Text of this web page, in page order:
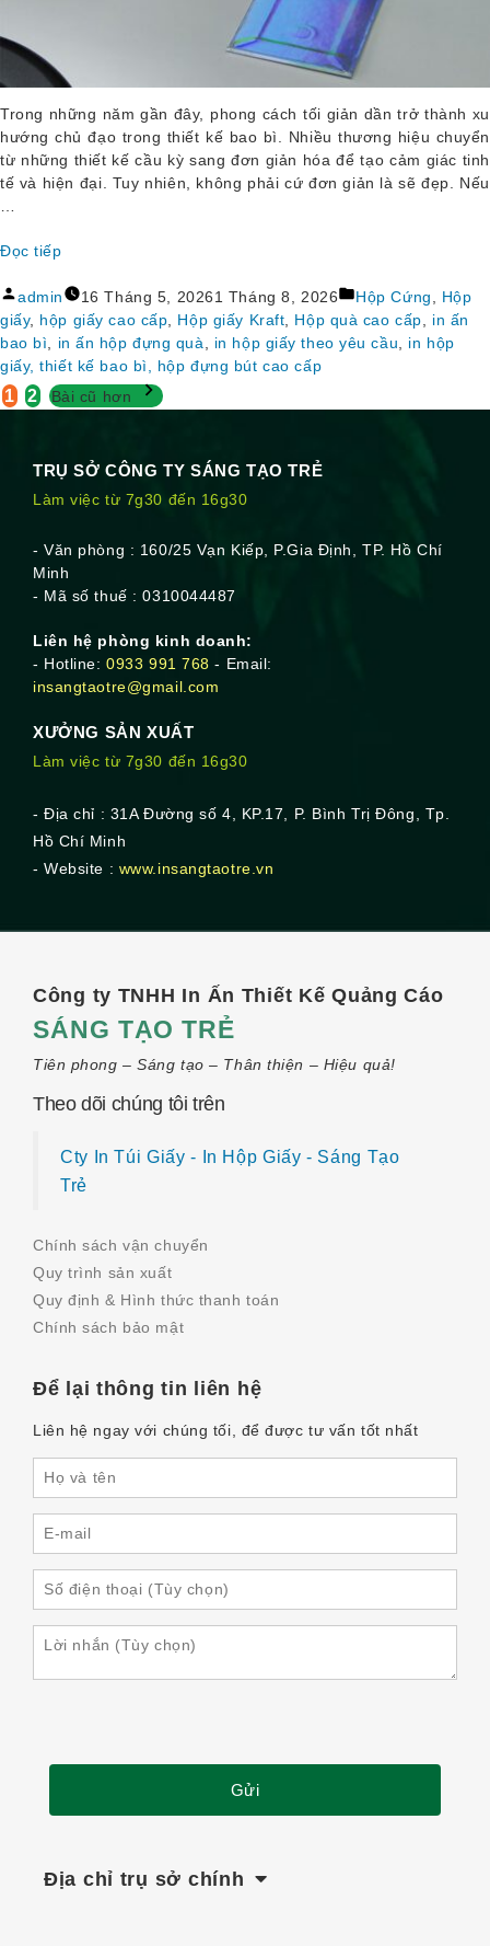
Trong những năm gần đây, phong cách tối giản dần trở thành xu
hướng chủ đạo trong thiết kế bao bì. Nhiều thương hiệu chuyển
từ những thiết kế cầu kỳ sang đơn giản hóa để tạo cảm giác tinh
tế và hiện đại. Tuy nhiên, không phải cứ đơn giản là sẽ đẹp. Nếu
Đọc tiếp
Bì
Tối
Giản:
Khi
Nào
Tạo
Giác
Cao
Cấp,
Nào
Trở
Nên
Nhòa?”
Đăng
bởi
admin 16 Tháng 5, 20261 Tháng 8, 2026
Đăng
trong
Hộp Cứng
Hộp
giấy, hộp giấy cao cấp Hộp giấy Kraft Hộp quà cao cấp
in ấn
bao bì
in ấn hộp đựng quà in hộp giấy theo yêu cầu
in hộp
giấy, thiết kế bao bì, hộp đựng bút cao cấp
Phân
bài
viết
1 2 Bài cũ hơn
TRỤ SỞ CÔNG TY SÁNG TẠO TRẺ
Làm việc từ 7g30 đến 16g30
- Văn phòng : 160/25 Vạn Kiếp, P.Gia Định, TP. Hồ Chí
Minh
- Mã số thuế : 0310044487
Liên hệ phòng kinh doanh:
- Hotline:0933 991 768 - Email:
insangtaotre@gmail.com
XƯỞNG SẢN XUẤT
Làm việc từ 7g30 đến 16g30
- Địa chỉ : 31A Đường số 4, KP.17, P. Bình Trị Đông, Tp.
Hồ Chí Minh
- Website : www.insangtaotre.vn
Công ty TNHH In Ấn Thiết Kế Quảng Cáo
SÁNG TẠO TRẺ
Tiên phong – Sáng tạo – Thân thiện – Hiệu quả!
Theo dõi chúng tôi trên
Cty In Túi Giấy - In Hộp Giấy - Sáng Tạo
Trẻ
Chính sách vận chuyển
Quy trình sản xuất
Quy định & Hình thức thanh toán
Chính sách bảo mật
Để lại thông tin liên hệ
Liên hệ ngay với chúng tối, để được tư vấn tốt nhất
Địa chỉ trụ sở chính